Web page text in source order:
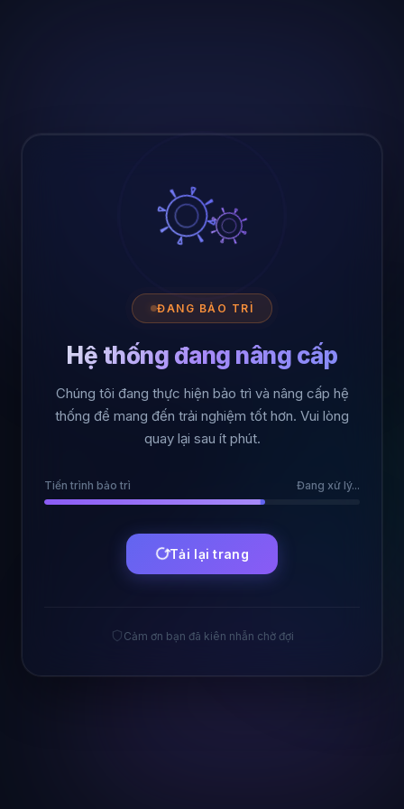
ĐANG BẢO TRÌ
Hệ thống đang nâng cấp
Chúng tôi đang thực hiện bảo trì và nâng cấp hệ
thống để mang đến trải nghiệm tốt hơn. Vui lòng
quay lại sau ít phút.
Tiến trình bảo trì Đang xử lý...
Tải lại trang
Cảm ơn bạn đã kiên nhẫn chờ đợi